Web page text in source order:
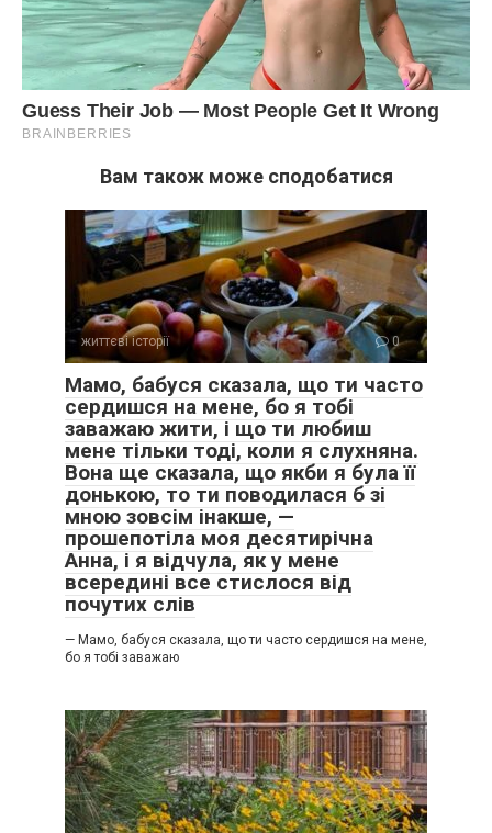
— Не починай. У нас так заведено: всі одне одному
допомагають.
— Усі? Чи жінки?
Артем не відповів одразу.
— Ти перебільшуєш.
— Можливо. Але чомусь твій тато відпочиває після
роботи, ти “відновлюєшся”, а твоя мама, бабуся, Юля і
тепер я весь час щось маємо.
Вам також може сподобатися
життєві історії 0
Мамо, бабуся сказала, що ти часто
сердишся на мене, бо я тобі
заважаю жити, і що ти любиш
мене тільки тоді, коли я слухняна.
Вона ще сказала, що якби я була її
донькою, то ти поводилася б зі
мною зовсім інакше, —
прошепотіла моя десятирічна
Анна, і я відчула, як у мене
всередині все стислося від
почутих слів
— Мамо, бабуся сказала, що ти часто сердишся на мене,
бо я тобі заважаю